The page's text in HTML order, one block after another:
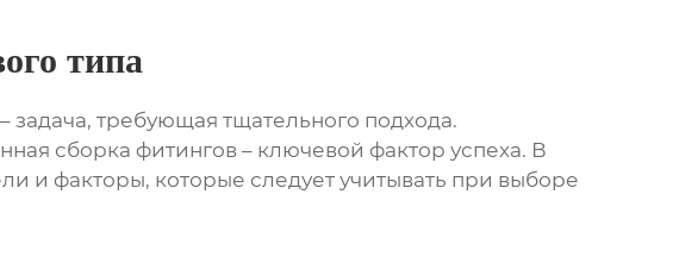
типа
– задача, требующая тщательного подхода.
сборка фитингов – ключевой фактор успеха. В
и факторы, которые следует учитывать при выборе